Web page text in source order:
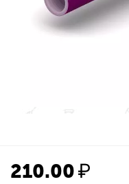
210.00₽